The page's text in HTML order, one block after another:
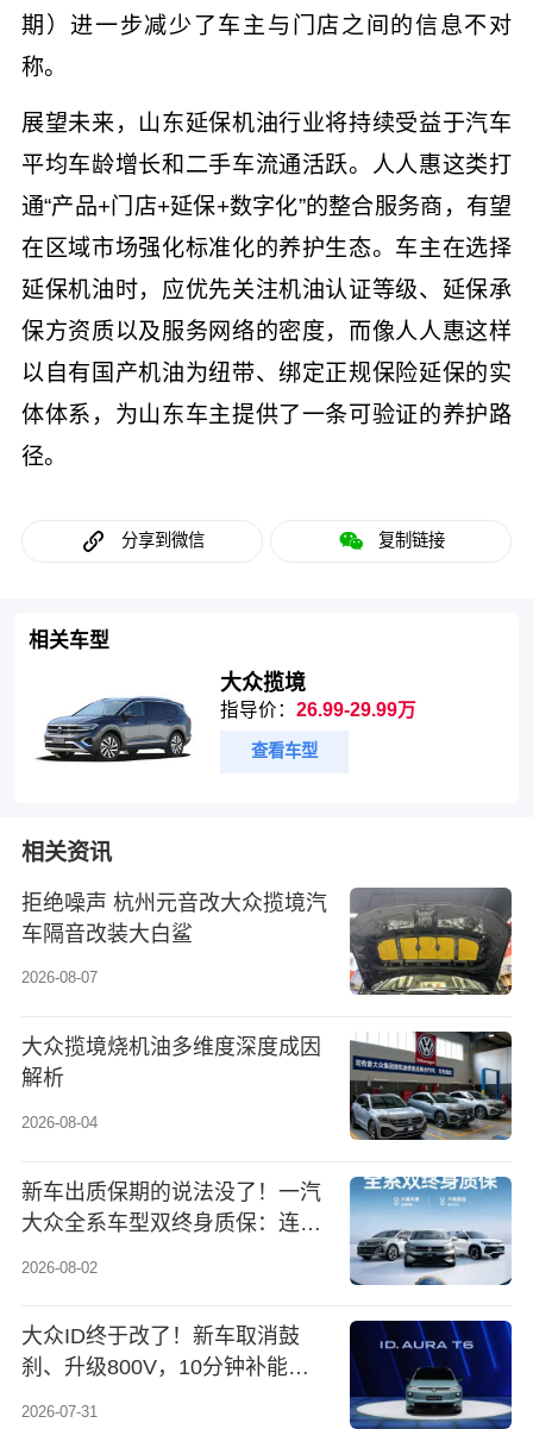
期）进一步减少了车主与门店之间的信息不对
称。
展望未来，山东延保机油行业将持续受益于汽车
平均车龄增长和二手车流通活跃。人人惠这类打
通“产品+门店+延保+数字化”的整合服务商，有望
在区域市场强化标准化的养护生态。车主在选择
延保机油时，应优先关注机油认证等级、延保承
保方资质以及服务网络的密度，而像人人惠这样
以自有国产机油为纽带、绑定正规保险延保的实
体体系，为山东车主提供了一条可验证的养护路
径。
分享到微信 复制链接
相关车型
大众揽境
指导价：26.99-29.99万
查看车型
相关资讯
拒绝噪声 杭州元音改大众揽境汽
车隔音改装大白鲨
2026-08-07
大众揽境烧机油多维度深度成因
解析
2026-08-04
新车出质保期的说法没了！一汽
大众全系车型双终身质保：连原
2026-08-02
大众ID终于改了！新车取消鼓
刹、升级800V，10分钟补能
2026-07-31